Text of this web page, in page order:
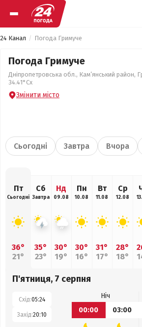
24 Канал Погода Гримуче
Погода Гримуче
Дніпропетровська обл., Кам’янський район,
34.41°Сх
Змінити місто
Сьогодні Завтра Вчора
Пт
Сьогодні
36°
21°
Сб
Завтра
35°
23°
Нд
09.08
30°
19°
Пн
10.08
30°
16°
Вт
11.08
31°
17°
Ср
12.08
28°
18°
П'ятниця, 7 серпня
Схід:05:24
Захід:20:10
Ніч
00:00
03:00